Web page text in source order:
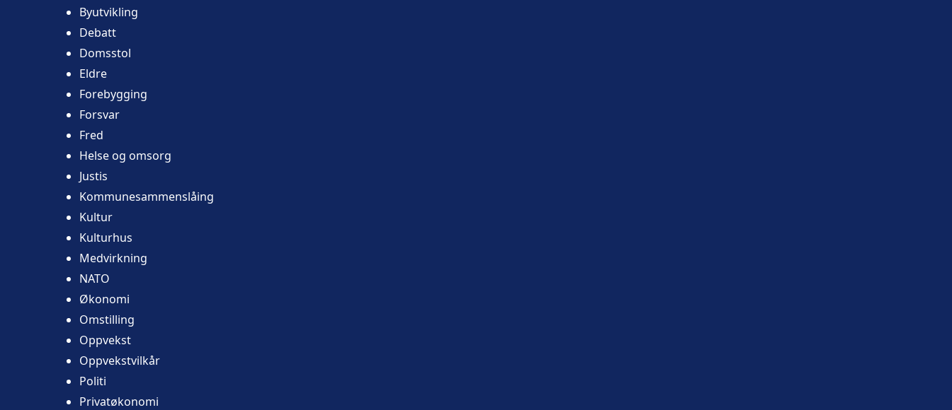
Byutvikling
Debatt
Domsstol
Eldre
Forebygging
Forsvar
Fred
Helse og omsorg
Justis
Kommunesammenslåing
Kultur
Kulturhus
Medvirkning
NATO
Økonomi
Omstilling
Oppvekst
Oppvekstvilkår
Politi
Privatøkonomi